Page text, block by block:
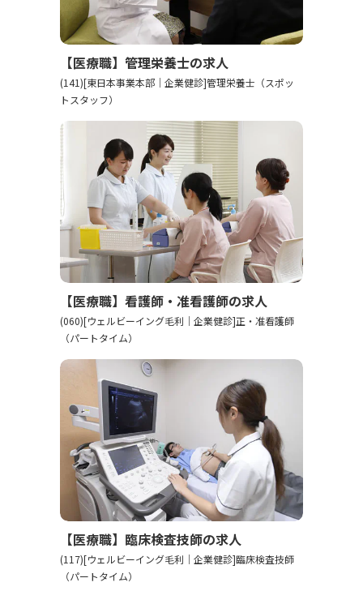
【医療職】管理栄養士の求人
(141)[東日本事業本部｜企業健診]管理栄養士（スポッ
トスタッフ）
【医療職】看護師・准看護師の求人
(060)[ウェルビーイング毛利｜企業健診]正・准看護師
（パートタイム）
【医療職】臨床検査技師の求人
(117)[ウェルビーイング毛利｜企業健診]臨床検査技師
（パートタイム）